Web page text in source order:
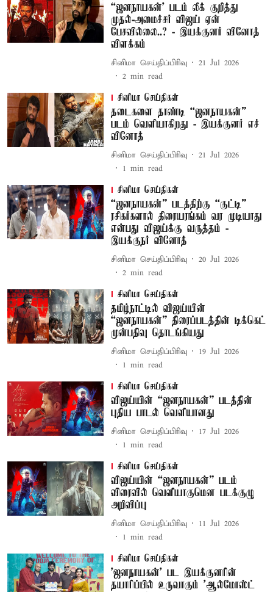
“ஜனநாயகன்’ படம் லீக் குறித்து
முதல்-அமைச்சர் விஜய் ஏன்
பேசவில்லை..? - இயக்குனர் வினோத்
விளக்கம்
சினிமா செய்திப்பிரிவு
21 Jul 2026
2 min read
சினிமா செய்திகள்
தடைகளை தாண்டி “ஜனநாயகன்”
படம் வெளியாகிறது - இயக்குனர் எச்
வினோத்
சினிமா செய்திப்பிரிவு
21 Jul 2026
1 min read
சினிமா செய்திகள்
“ஜனநாயகன்” படத்திற்கு “குட்டி”
ரசிகர்களால் திரையரங்கம் வர முடியாது
என்பது விஜய்க்கு வருத்தம் -
இயக்குநர் வினோத்
சினிமா செய்திப்பிரிவு
20 Jul 2026
2 min read
சினிமா செய்திகள்
தமிழ்நாட்டில் விஜய்யின்
“ஜனநாயகன்” திரைப்படத்தின் டிக்கெட்
முன்பதிவு தொடங்கியது
சினிமா செய்திப்பிரிவு
19 Jul 2026
1 min read
சினிமா செய்திகள்
விஜய்யின் “ஜனநாயகன்” படத்தின்
புதிய பாடல் வெளியானது
சினிமா செய்திப்பிரிவு
17 Jul 2026
1 min read
சினிமா செய்திகள்
விஜய்யின் “ஜனநாயகன்” படம்
விரைவில் வெளியாகுமென படக்குழு
அறிவிப்பு
சினிமா செய்திப்பிரிவு
11 Jul 2026
1 min read
சினிமா செய்திகள்
'ஜனநாயகன்' பட இயக்குனரின்
தயாரிப்பில் உருவாகும் 'ஆல்மோஸ்ட்